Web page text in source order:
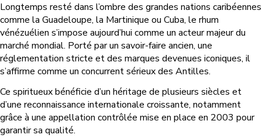
Longtemps resté dans l’ombre des grandes nations caribéennes
comme la Guadeloupe, la Martinique ou Cuba, le rhum
vénézuélien s’impose aujourd’hui comme un acteur majeur du
marché mondial. Porté par un savoir-faire ancien, une
réglementation stricte et des marques devenues iconiques, il
s’affirme comme un concurrent sérieux des Antilles.
Ce spiritueux bénéficie d’un héritage de plusieurs siècles et
d’une reconnaissance internationale croissante, notamment
grâce à une appellation contrôlée mise en place en 2003 pour
garantir sa qualité.